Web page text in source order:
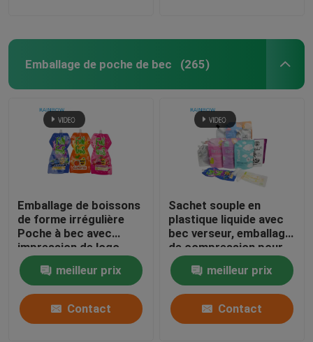
Emballage de poche de bec (265)
Emballage de boissons
de forme irrégulière
Poche à bec avec
impression de logo
propre
meilleur prix
Contact
Sachet souple en
plastique liquide avec
bec verseur, emballage
de compression pour
cosmétiques,
boissons, lotion,
sachet à buse
meilleur prix
Contact